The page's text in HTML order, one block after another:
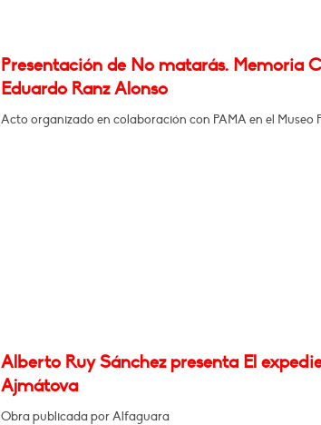
Presentación de No matarás. Memoria
Eduardo Ranz Alonso
Acto organizado en colaboración con PAMA en el Museo
Alberto Ruy Sánchez presenta El
Ajmátova
Obra publicada por Alfaguara